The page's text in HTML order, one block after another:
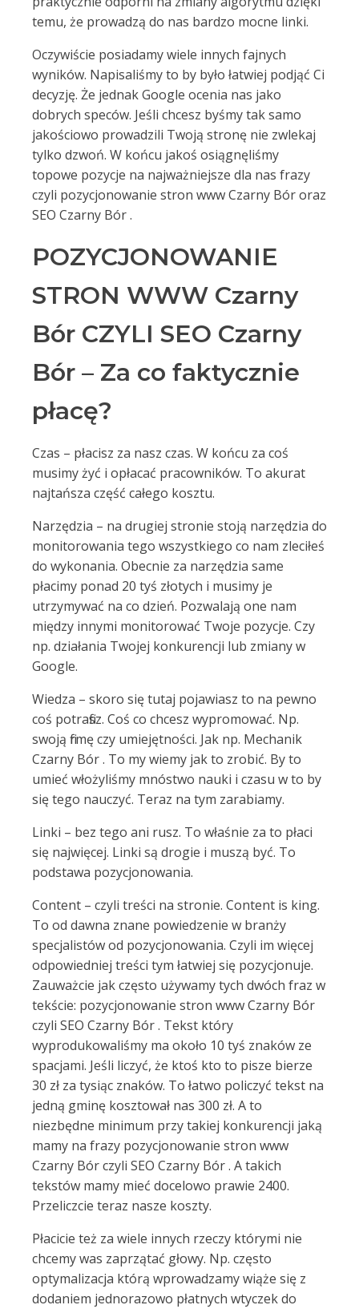
temu, że prowadzą do nas bardzo mocne linki.
Oczywiście posiadamy wiele innych fajnych
wyników. Napisaliśmy to by było łatwiej podjąć Ci
decyzję. Że jednak Google ocenia nas jako
dobrych speców. Jeśli chcesz byśmy tak samo
jakościowo prowadzili Twoją stronę nie zwlekaj
tylko dzwoń. W końcu jakoś osiągnęliśmy
topowe pozycje na najważniejsze dla nas frazy
czyli pozycjonowanie stron www Czarny Bór oraz
SEO Czarny Bór .
POZYCJONOWANIE
STRON WWW Czarny
Bór CZYLI SEO Czarny
Bór – Za co faktycznie
płacę?
Czas – płacisz za nasz czas. W końcu za coś
musimy żyć i opłacać pracowników. To akurat
najtańsza część całego kosztu.
Narzędzia – na drugiej stronie stoją narzędzia do
monitorowania tego wszystkiego co nam zleciłeś
do wykonania. Obecnie za narzędzia same
płacimy ponad 20 tyś złotych i musimy je
utrzymywać na co dzień. Pozwalają one nam
między innymi monitorować Twoje pozycje. Czy
np. działania Twojej konkurencji lub zmiany w
Google.
Wiedza – skoro się tutaj pojawiasz to na pewno
coś potrafisz. Coś co chcesz wypromować. Np.
swoją firmę czy umiejętności. Jak np. Mechanik
Czarny Bór . To my wiemy jak to zrobić. By to
umieć włożyliśmy mnóstwo nauki i czasu w to by
się tego nauczyć. Teraz na tym zarabiamy.
Linki – bez tego ani rusz. To właśnie za to płaci
się najwięcej. Linki są drogie i muszą być. To
podstawa pozycjonowania.
Content – czyli treści na stronie. Content is king.
To od dawna znane powiedzenie w branży
specjalistów od pozycjonowania. Czyli im więcej
odpowiedniej treści tym łatwiej się pozycjonuje.
Zauważcie jak często używamy tych dwóch fraz w
tekście: pozycjonowanie stron www Czarny Bór
czyli SEO Czarny Bór . Tekst który
wyprodukowaliśmy ma około 10 tyś znaków ze
spacjami. Jeśli liczyć, że ktoś kto to pisze bierze
30 zł za tysiąc znaków. To łatwo policzyć tekst na
jedną gminę kosztował nas 300 zł. A to
niezbędne minimum przy takiej konkurencji jaką
mamy na frazy pozycjonowanie stron www
Czarny Bór czyli SEO Czarny Bór . A takich
tekstów mamy mieć docelowo prawie 2400.
Przeliczcie teraz nasze koszty.
Płacicie też za wiele innych rzeczy którymi nie
chcemy was zaprzątać głowy. Np. często
optymalizacja którą wprowadzamy wiąże się z
dodaniem jednorazowo płatnych wtyczek do